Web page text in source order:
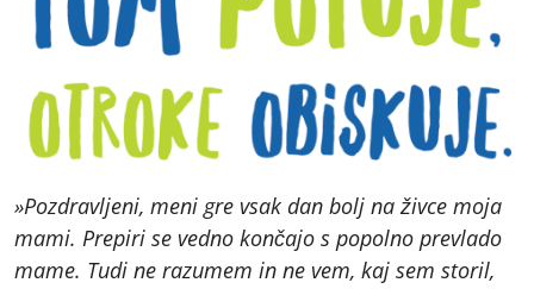
»Pozdravljeni, meni gre vsak dan bolj na živce moja
mami. Prepiri se vedno končajo s popolno prevlado
mame. Tudi ne razumem in ne vem, kaj sem storil,